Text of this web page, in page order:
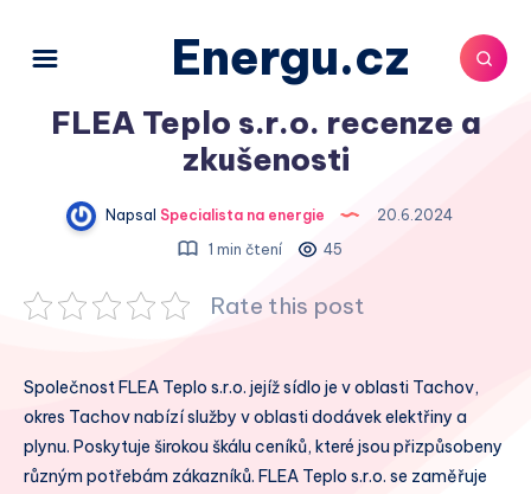
Energu.cz
FLEA Teplo s.r.o. recenze a
zkušenosti
Napsal Specialista na energie
20.6.2024
1 min čtení
45
Rate this post
Společnost FLEA Teplo s.r.o. jejíž sídlo je v oblasti Tachov,
okres Tachov nabízí služby v oblasti dodávek elektřiny a
plynu. Poskytuje širokou škálu ceníků, které jsou přizpůsobeny
různým potřebám zákazníků. FLEA Teplo s.r.o. se zaměřuje